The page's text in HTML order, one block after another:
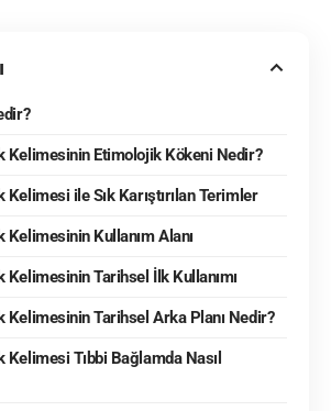
Kelimesinin Etimolojik Kökeni Nedir?
Kelimesi ile Sık Karıştırılan Terimler
Kelimesinin Kullanım Alanı
Kelimesinin Tarihsel İlk Kullanımı
Kelimesinin Tarihsel Arka Planı Nedir?
Kelimesi Tıbbi Bağlamda Nasıl